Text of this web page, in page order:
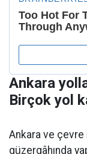
Ankara
Birçok yol
Ankara ve çevre
güzergâhında